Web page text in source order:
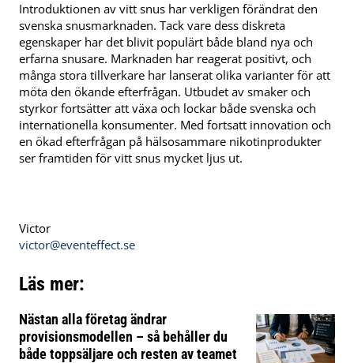
Introduktionen av vitt snus har verkligen förändrat den
svenska snusmarknaden. Tack vare dess diskreta
egenskaper har det blivit populärt både bland nya och
erfarna snusare. Marknaden har reagerat positivt, och
många stora tillverkare har lanserat olika varianter för att
möta den ökande efterfrågan. Utbudet av smaker och
styrkor fortsätter att växa och lockar både svenska och
internationella konsumenter. Med fortsatt innovation och
en ökad efterfrågan på hälsosammare nikotinprodukter
ser framtiden för vitt snus mycket ljus ut.
Victor
victor@eventeffect.se
Läs mer:
Nästan alla företag ändrar
provisionsmodellen – så behåller du
både toppsäljare och resten av teamet